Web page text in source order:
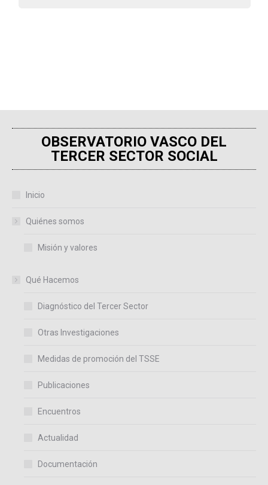
OBSERVATORIO VASCO DEL
TERCER SECTOR SOCIAL
Inicio
Quiénes somos
Misión y valores
Qué Hacemos
Diagnóstico del Tercer Sector
Otras Investigaciones
Medidas de promoción del TSSE
Publicaciones
Encuentros
Actualidad
Documentación